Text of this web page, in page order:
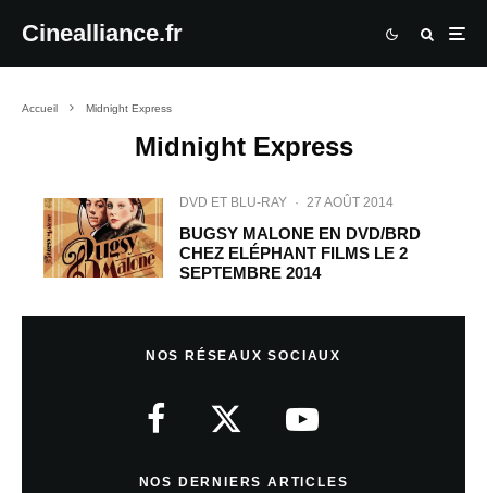
Cinealliance.fr
Accueil Midnight Express
Midnight Express
DVD ET BLU-RAY · 27 AOÛT 2014
BUGSY MALONE EN DVD/BRD
CHEZ ELÉPHANT FILMS LE 2
SEPTEMBRE 2014
NOS RÉSEAUX SOCIAUX
NOS DERNIERS ARTICLES